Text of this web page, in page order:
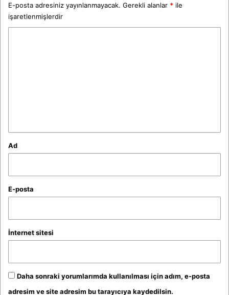
E-posta adresiniz yayınlanmayacak. Gerekli alanlar * ile
işaretlenmişlerdir
Ad
E-posta
İnternet sitesi
Daha sonraki yorumlarımda kullanılması için adım, e-posta
adresim ve site adresim bu tarayıcıya kaydedilsin.